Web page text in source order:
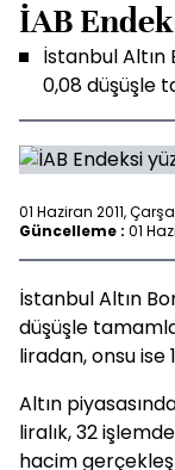
İAB
İstanbul Altın
0,08 düşüşle
01 Haziran 2011,
Güncelleme : 01
İstanbul Altın
düşüşle
liradan, onsu ise
Altın
liralık, 32
hacim